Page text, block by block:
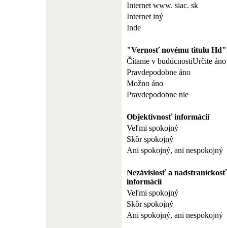
Internet www. siac. sk
Internet iný
Inde
"Vernosť novému titulu
Čítanie v budúcnostiUrčite áno
Pravdepodobne áno
Možno áno
Pravdepodobne nie
Objektívnosť informácií
Veľmi spokojný
Skôr spokojný
Ani spokojný, ani nespokojný
Nezávislosť a nadstraníckosť
informácií
Veľmi spokojný
Skôr spokojný
Ani spokojný, ani nespokojný